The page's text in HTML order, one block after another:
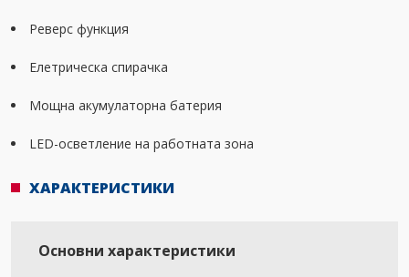
Реверс функция
Елетрическа спирачка
Мощна акумулаторна батерия
LED-осветление на работната зона
ХАРАКТЕРИСТИКИ
Основни характеристики